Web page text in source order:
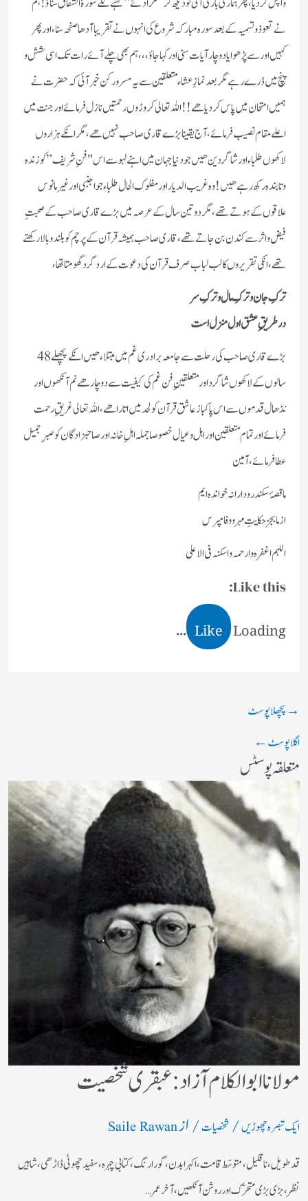
نے تعوذ و تسمیہ کے بعد سورہ مبارکہ شروع کی انہوں نے تقریبا آدھا صفحہ سنا ، اور پھر
کہیں اور سے پڑھوایا دو چار آیات سنی اور کہا جاؤ ،،، ہم بھی چلے آئے رات تک اسی شش و
پنچ میں ڈرے رہے مگر بعد نمازِ عشاء متعلقین سے یہ مسرور کن خبر آئی کہ حضرت نے
ہمیں امتحان میں پاس کر دیا ھے!! اللہ تعالی کروڑوں رحمتیں نازل فرمائے اور جنت میں
اعلے مقام نصیب فرمائے ، آج یقینا بڑے قاری صاحب نہیں ھے ، مگر انکے ہزاروں
لاکھوں طلباء اور شاگردین ھیں جو دنیا جہان میں اہنے لہو سے اس "فنِ شریف” کو زندہ
و تابندہ رکھ رہے ھیں! وہ غریب الدیار اور مفلوک الحال طلباء جو اجنبی اور غیر مانوس
علاقوں کے ہوتے تھے ، مگر دو تین سال کے عرصہ میں بڑے قاری صاحب کے صحبتِ
فیض و اثر سے کندن بن جاتے تھے ، قاری صاحب ہمیشہ قرآن کے پرچم کو بلند و بالا رکھتے
تھے ، انکی تقریروں کا لب لباب صرف قرآن کی دعوت کے ارد گرد گھومتا تھا ،
ترکِ جان و ترکِ مال و ترکِ سر
در طریقِ عشق اول منزل است
بڑے قاری صاحب کی رحلت سے جامعہ برادری غم میں مبتلاء ھیں انکے پچھلے 48
سالوں کے لاکھوں شاگرد اور متعلقینِ فن غم کی کیفیت سے دوچار ھے نم آنکھوں اور
نڈھال قدموں سے اس پاکباز عاشق قرآن کو لحد میں اتارا ھے ، اللہ تعالی غریقِ رحمت
فرمائے اور تمام متعلقین اور اہل و عیال خصوصا جملہ اہلِ خانہ اور صاحبزادگان کو صبرِ جمیل
عطا فرمائے ،آمین
ما قصۂ سکندر و دارا نہ خواندہ ایم
از ما بجز حکایتِ مہر و وفا مپرس
اللہم اغفرہ وارحمہ واسکنہ فی الاعلی
Like this:
Like Loading...
→پچھلا پوسٹ
اگلا پوسٹ←
متعلقہ پوسٹس
مولانا ابوالکلام آزاد:عبقری شخصیت
ایک تبصرہ چھوڑیں/شخصیات/ ازSaile Rawan
قد طویل، نا قلیل، متوسّط قامت، اکہرا بدن، گورا رنگ، کتابی چہرہ، سفید چھوٹی ڈاڑھی، شاہیں
نظر، بڑی بڑی متحرّک اور روشن آنکھیں، آخر عمر…